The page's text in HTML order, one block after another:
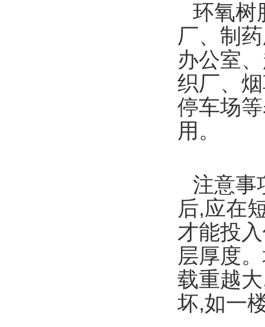
环氧树
厂、制
办公室
织厂、
停车场
用。
注意事
后,应在
才能投
层厚度
载重越
坏,如一